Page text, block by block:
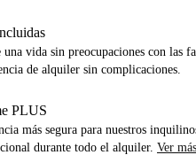
vida sin preocupaciones con las
de alquiler sin complicaciones.
PLUS
más segura para nuestros
durante todo el alquiler. Ver más